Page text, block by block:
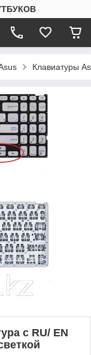
Клавиатуры
c RU/ EN